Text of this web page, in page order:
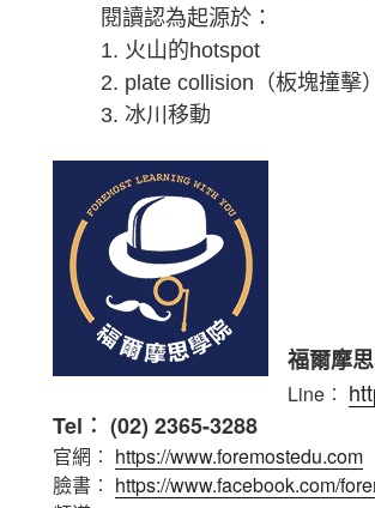
閱讀認為起源於：
1. 火山的hotspot
2. plate collision （板塊撞擊）
3. 冰川移動
福爾摩
Line︰
Tel︰ (02) 2365-3288
官網︰ https://www.foremostedu.com
臉書︰ https://www.facebook.com/